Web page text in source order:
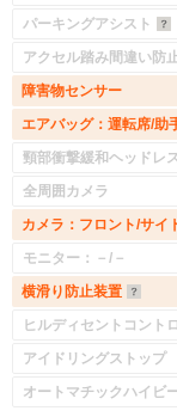
パーキングアシスト
アクセル踏み間違い防
障害物センサー
エアバッグ：運転席/助
頸部衝撃緩和ヘッドレ
全周囲カメラ
カメラ：フロント/サイ
モニター：－/－
横滑り防止装置
ヒルディセントコント
アイドリングストップ
オートマチックハイビ